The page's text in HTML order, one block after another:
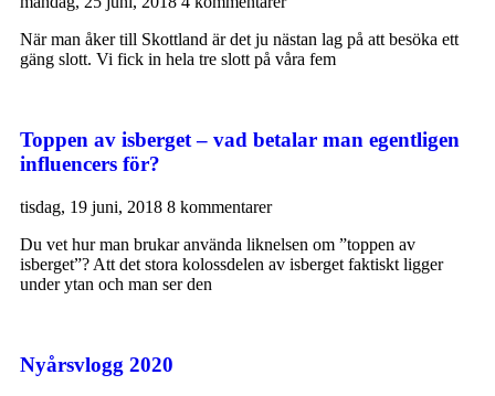
När man åker till Skottland är det ju nästan lag på att besöka ett
gäng slott. Vi fick in hela tre slott på våra fem
Toppen av isberget – vad betalar man egentligen
influencers för?
tisdag, 19 juni, 2018 8 kommentarer
Du vet hur man brukar använda liknelsen om ”toppen av
isberget”? Att det stora kolossdelen av isberget faktiskt ligger
under ytan och man ser den
Nyårsvlogg 2020